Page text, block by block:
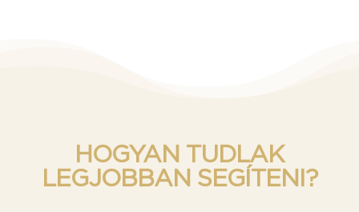
HOGYAN TUDLAK
LEGJOBBAN SEGÍTENI?